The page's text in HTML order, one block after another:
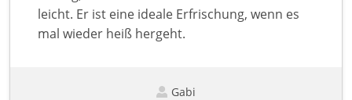
leicht. Er ist eine ideale Erfrischung, wenn es
mal wieder heiß hergeht.
Gabi